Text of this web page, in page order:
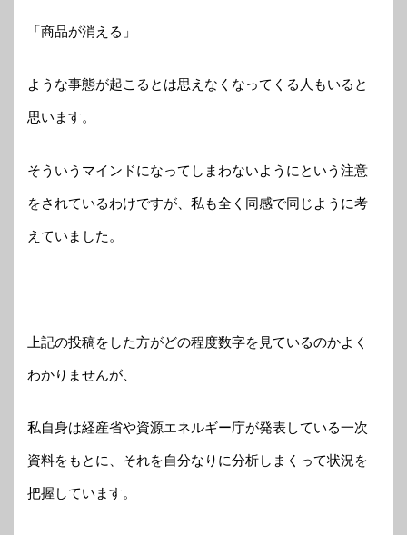
「商品が消える」
ような事態が起こるとは思えなくなってくる人もいると
思います。
そういうマインドになってしまわないようにという注意
をされているわけですが、私も全く同感で同じように考
えていました。
上記の投稿をした方がどの程度数字を見ているのかよく
わかりませんが、
私自身は経産省や資源エネルギー庁が発表している一次
資料をもとに、それを自分なりに分析しまくって状況を
把握しています。